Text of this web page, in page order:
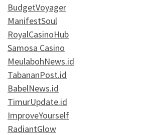
BudgetVoyager
ManifestSoul
RoyalCasinoHub
Samosa Casino
MeulabohNews.id
TabananPost.id
BabelNews.id
TimurUpdate.id
ImproveYourself
RadiantGlow